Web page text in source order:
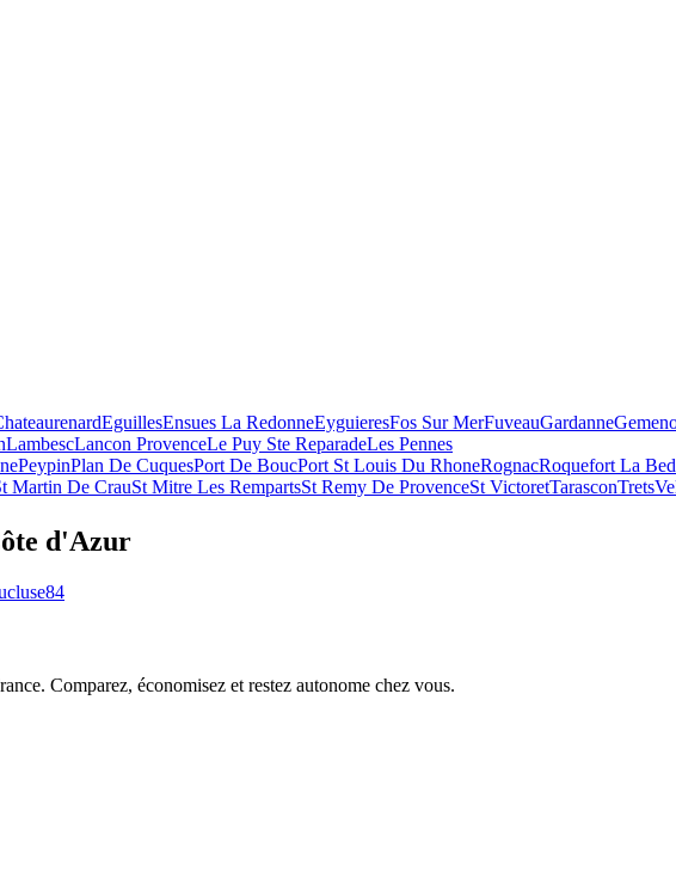
EguillesEnsues La RedonneEyguieresFos Sur MerFuveauGardanne
LambescLancon ProvenceLe Puy Ste ReparadeLes Pennes
PeypinPlan De CuquesPort De BoucPort St Louis Du RhoneRognacRoquefort La
Martin De CrauSt Mitre Les RempartsSt Remy De ProvenceSt VictoretTarasconTrets
d'Azur
84
Comparez, économisez et restez autonome chez vous.